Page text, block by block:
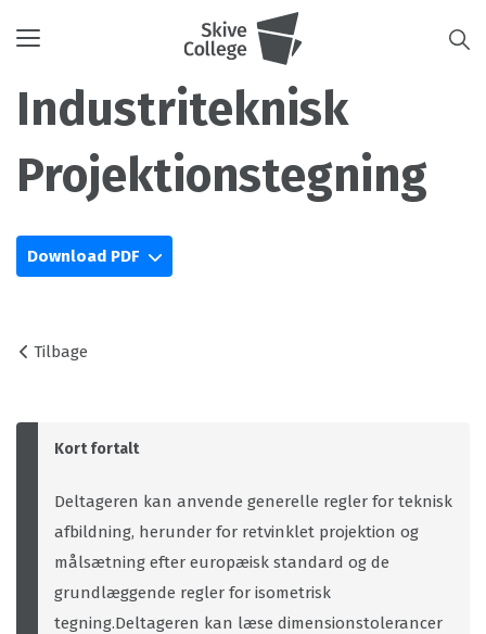
Toggle
Industriteknisk
Projektionstegning
Download PDF
Tilbage
Kort fortalt
Deltageren kan anvende generelle regler for teknisk
afbildning, herunder for retvinklet projektion og
målsætning efter europæisk standard og de
grundlæggende regler for isometrisk
tegning.Deltageren kan læse dimensionstolerancer